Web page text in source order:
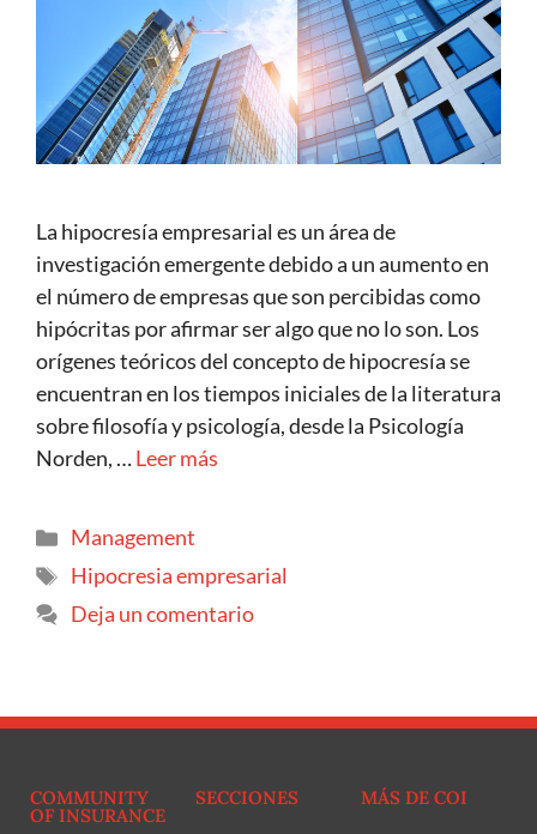
La hipocresía empresarial es un área de
investigación emergente debido a un aumento en
el número de empresas que son percibidas como
hipócritas por afirmar ser algo que no lo son. Los
orígenes teóricos del concepto de hipocresía se
encuentran en los tiempos iniciales de la literatura
sobre filosofía y psicología, desde la Psicología
Norden, …Leer más
Management
Hipocresia empresarial
Deja un comentario
COMMUNITY
OF INSURANCE
SECCIONES MÁS DE COI